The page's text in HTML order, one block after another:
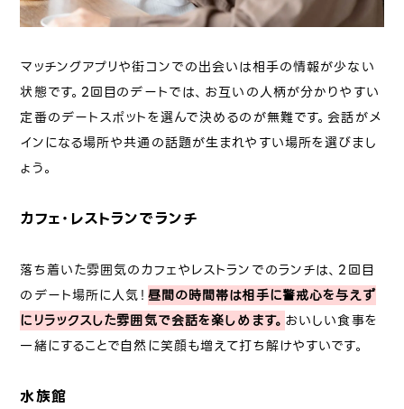
マッチングアプリや街コンでの出会いは相手の情報が少ない
状態です。2回目のデートでは、お互いの人柄が分かりやすい
定番のデートスポットを選んで決めるのが無難です。会話がメ
インになる場所や共通の話題が生まれやすい場所を選びまし
ょう。
カフェ・レストランでランチ
落ち着いた雰囲気のカフェやレストランでのランチは、2回目
のデート場所に人気！ 昼間の時間帯は相手に警戒心を与えず
にリラックスした雰囲気で会話を楽しめます。 おいしい食事を
一緒にすることで自然に笑顔も増えて打ち解けやすいです。
水族館